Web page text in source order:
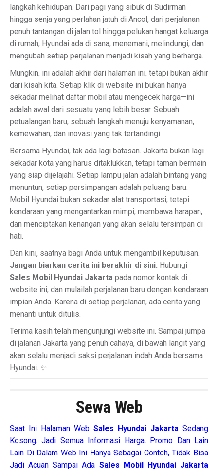
langkah kehidupan. Dari pagi yang sibuk di Sudirman
hingga senja yang perlahan jatuh di Ancol, dari perjalanan
penuh tantangan di jalan tol hingga pelukan hangat keluarga
di rumah, Hyundai ada di sana, menemani, melindungi, dan
mengubah setiap perjalanan menjadi kisah yang berharga.
Mungkin, ini adalah akhir dari halaman ini, tetapi bukan akhir
dari kisah kita. Setiap klik di website ini bukan hanya
sekadar melihat daftar mobil atau mengecek harga—ini
adalah awal dari sesuatu yang lebih besar. Sebuah
petualangan baru, sebuah langkah menuju kenyamanan,
kemewahan, dan inovasi yang tak tertandingi.
Bersama Hyundai, tak ada lagi batasan. Jakarta bukan lagi
sekadar kota yang harus ditaklukkan, tetapi taman bermain
yang siap dijelajahi. Setiap lampu jalan adalah bintang yang
menuntun, setiap persimpangan adalah peluang baru.
Mobil Hyundai bukan sekadar alat transportasi, tetapi
kendaraan yang mengantarkan mimpi, membawa harapan,
dan menciptakan kenangan yang akan selalu tersimpan di
hati.
Dan kini, saatnya bagi Anda untuk mengambil keputusan.
Jangan biarkan cerita ini berakhir di sini. Hubungi
Sales Mobil Hyundai Jakarta pada nomor kontak di
website ini, dan mulailah perjalanan baru dengan kendaraan
impian Anda. Karena di setiap perjalanan, ada cerita yang
menanti untuk ditulis.
Terima kasih telah mengunjungi website ini. Sampai jumpa
di jalanan Jakarta yang penuh cahaya, di bawah langit yang
akan selalu menjadi saksi perjalanan indah Anda bersama
Hyundai. ✨
Sewa Web
Saat Ini Halaman Web Sales Hyundai Jakarta Sedang
Kosong. Jadi Semua Informasi Harga, Promo Dan Lain
Lain Di Dalam Web Ini Hanya Sebagai Contoh, Tidak Bisa
Jadi Acuan Sampai Ada Sales Mobil Hyundai Jakarta